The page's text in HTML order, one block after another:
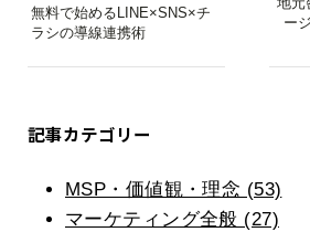
無料で始めるLINE×SNS×チ
ラシの導線連携術
ー
記事カテゴリー
MSP・価値観・理念 (53)
マーケティング全般 (27)